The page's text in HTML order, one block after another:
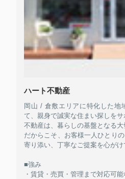
ハート不動産
岡山 / 倉敷エリアに特化した地
て、親身で誠実な住まい探しをサ
不動産は、暮らしの基盤となる大
だからこそ、お客様一人ひとり
寄り添い、丁寧なご提案を心がけ
■強み
・賃貸・売買・管理まで対応可